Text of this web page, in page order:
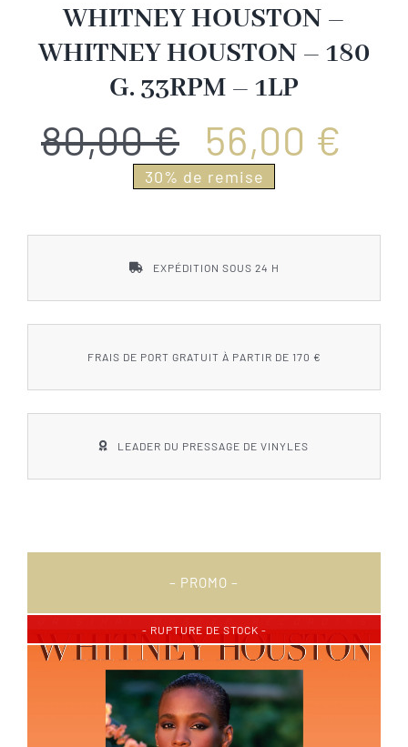
Vinyle
Accessoires
NOUS CONTACTER
WHITNEY HOUSTON –
WHITNEY HOUSTON – 180
G. 33RPM – 1LP
80,00€
Le
initial
était :
80,00 €.
56,00 €
Le
actuel
est :
56,00 €.
30% de remise
EXPÉDITION SOUS 24 H
FRAIS DE PORT GRATUIT À PARTIR DE 170 €
LEADER DU PRESSAGE DE VINYLES
– PROMO –
- RUPTURE DE STOCK -